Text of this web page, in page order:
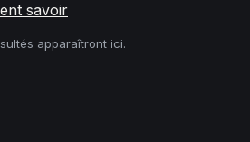
savoir
apparaîtront ici.